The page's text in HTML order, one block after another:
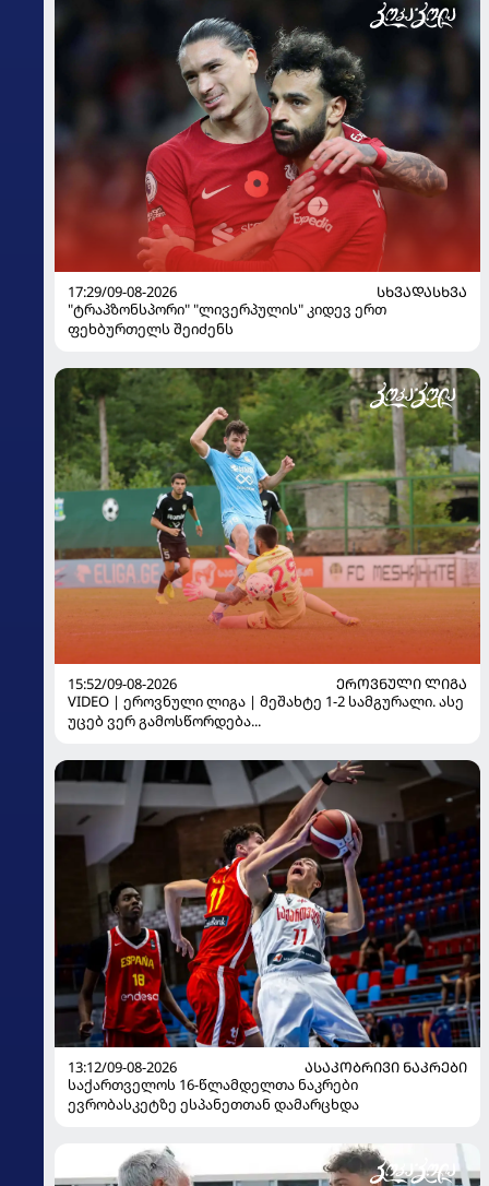
17:29/09-08-2026
ᲡᲮᲕᲐᲓᲐᲡᲮᲕᲐ
"ტრაპზონსპორი" "ლივერპულის" კიდევ ერთ
ფეხბურთელს შეიძენს
15:52/09-08-2026
ᲔᲠᲝᲕᲜᲣᲚᲘ ᲚᲘᲒᲐ
VIDEO | ეროვნული ლიგა | მეშახტე 1-2 სამგურალი. ასე
უცებ ვერ გამოსწორდება...
13:12/09-08-2026
ᲐᲡᲐᲙᲝᲑᲠᲘᲕᲘ ᲜᲐᲙᲠᲔᲑᲘ
საქართველოს 16-წლამდელთა ნაკრები
ევრობასკეტზე ესპანეთთან დამარცხდა